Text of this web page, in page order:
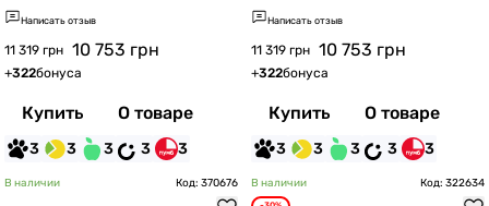
U02O (QT0511G315WN47321)
Написать отзыв
11 319 грн 10 753 грн
+322бонуса
Купить О товаре
3 3 3 3 3
Написать отзыв
11 319 грн 10 753 грн
+322бонуса
Купить О товаре
3 3 3 3 3
В наличии Код: 370676 В наличии Код: 322634